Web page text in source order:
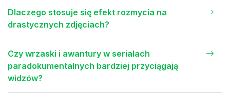
Dlaczego stosuje się efekt rozmycia na
drastycznych zdjęciach?
Czy wrzaski i awantury w serialach
paradokumentalnych bardziej przyciągają
widzów?